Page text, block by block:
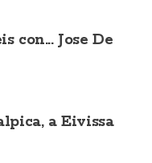
con... Jose De
a Eivissa